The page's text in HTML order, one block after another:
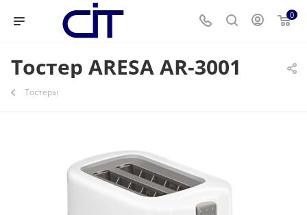
0
Тостер ARESA AR-3001
Тостеры